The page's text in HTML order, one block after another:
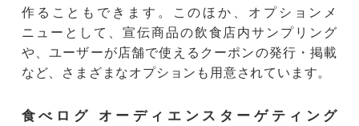
作ることもできます。このほか、オプションメ
ニューとして、宣伝商品の飲食店内サンプリング
や、ユーザーが店舗で使えるクーポンの発行・掲載
など、さまざまなオプションも用意されています。
食べログ オーディエンスターゲティング